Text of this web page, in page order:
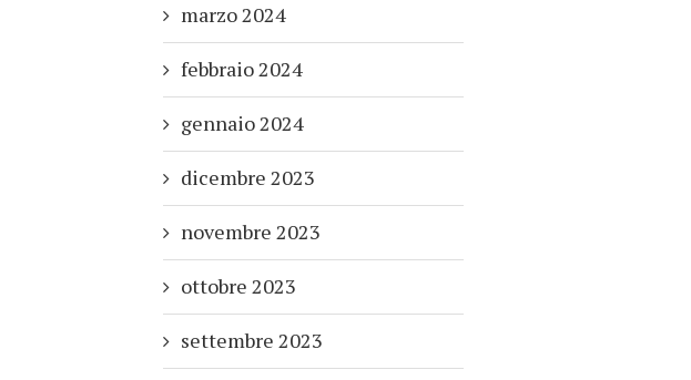
marzo 2024
febbraio 2024
gennaio 2024
dicembre 2023
novembre 2023
ottobre 2023
settembre 2023